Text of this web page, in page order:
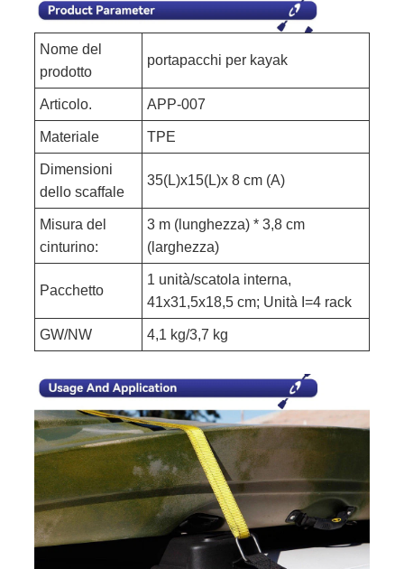
Nome del
prodotto
portapacchi per kayak
Articolo. APP-007
Materiale TPE
Dimensioni
dello scaffale
35(L)x15(L)x 8 cm (A)
Misura del
cinturino:
3 m (lunghezza) * 3,8 cm
(larghezza)
Pacchetto
1 unità/scatola interna,
41x31,5x18,5 cm; Unità I=4 rack
GW/NW 4,1 kg/3,7 kg